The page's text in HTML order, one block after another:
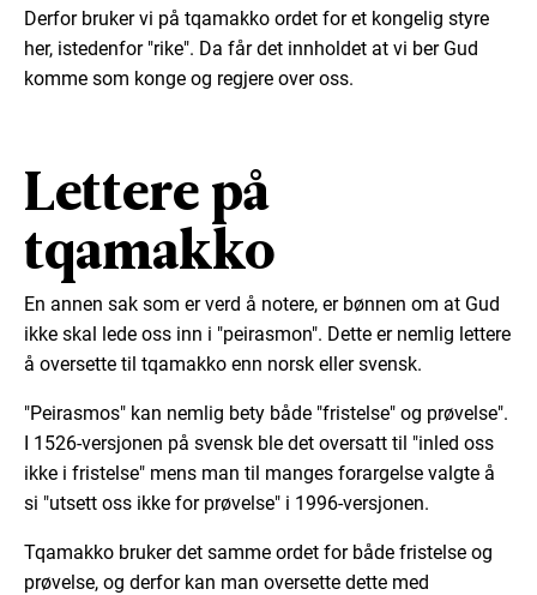
Derfor bruker vi på tqamakko ordet for et kongelig styre
her, istedenfor "rike". Da får det innholdet at vi ber Gud
komme som konge og regjere over oss.
Lettere på
tqamakko
En annen sak som er verd å notere, er bønnen om at Gud
ikke skal lede oss inn i "peirasmon". Dette er nemlig lettere
å oversette til tqamakko enn norsk eller svensk.
"Peirasmos" kan nemlig bety både "fristelse" og prøvelse".
I 1526-versjonen på svensk ble det oversatt til "inled oss
ikke i fristelse" mens man til manges forargelse valgte å
si "utsett oss ikke for prøvelse" i 1996-versjonen.
Tqamakko bruker det samme ordet for både fristelse og
prøvelse, og derfor kan man oversette dette med